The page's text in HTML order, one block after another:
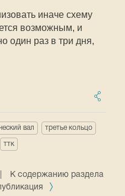
иначе схему
возможным, и
один раз в три дня,
вал третье кольцо
ттк
К содержанию раздела